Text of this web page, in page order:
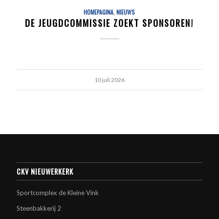
HOMEPAGINA,NIEUWS
DE JEUGDCOMMISSIE ZOEKT SPONSOREN!
10 juli 2026
CKV NIEUWERKERK
Sportcomplex de Kleine Vink
Steenbakkerij 2